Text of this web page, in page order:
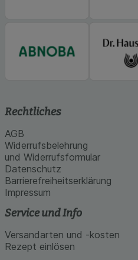
Rechtliches
AGB
Widerrufsbelehrung
und Widerrufsformular
Datenschutz
Barrierefreiheitserklärung
Impressum
Service und Info
Versandarten und -kosten
Rezept einlösen